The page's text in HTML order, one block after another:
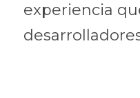
experiencia